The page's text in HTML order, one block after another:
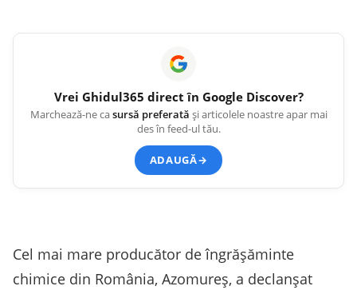
Vrei Ghidul365 direct în Google Discover?
Marchează-ne casursă preferată și articolele noastre apar mai
des în feed-ul tău.
ADAUGĂ→
Cel mai mare producător de îngrășăminte
chimice din România, Azomureș, a declanșat